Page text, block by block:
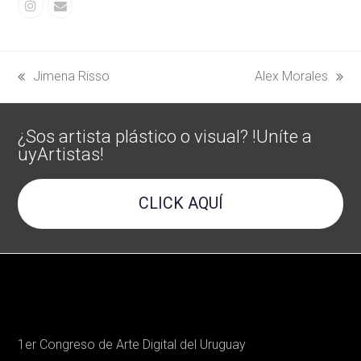
Instagram
Correo
previous
post:
Jimena Risso
next
post:
Alex Morales
¿Sos artista plástico o visual? !Uníte a
uyArtistas!
CLICK AQUÍ
1er Congreso de Arte Digital del Uruguay